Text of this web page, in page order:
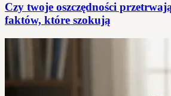
Czy twoje oszczędności
faktów, które szokują